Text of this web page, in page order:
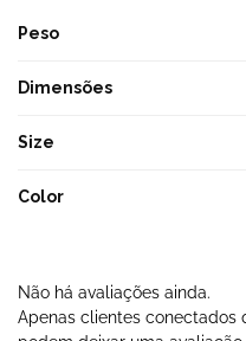
Peso
Dimensões
Size
Color
Não há avaliações ainda.
Apenas clientes